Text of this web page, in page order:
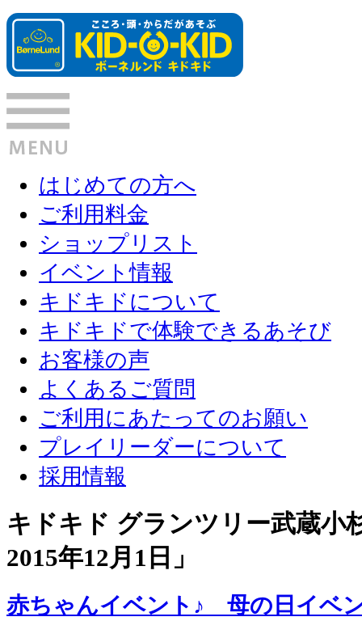
はじめての方へ
ご利用料金
ショップリスト
イベント情報
キドキドについて
キドキドで体験できるあそび
お客様の声
よくあるご質問
ご利用にあたってのお願い
プレイリーダーについて
採用情報
キドキド グランツリー武蔵
2015年12月1日 」
赤ちゃんイベント♪ 母の日イ